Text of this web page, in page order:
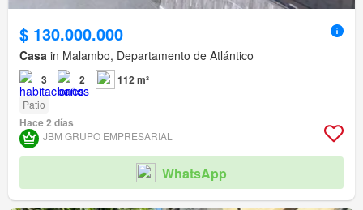
$ 130.000.000
Casa in Malambo, Departamento de Atlántico
3 2 112 m²
Patio
Hace 2 días
JBM GRUPO EMPRESARIAL
WhatsApp